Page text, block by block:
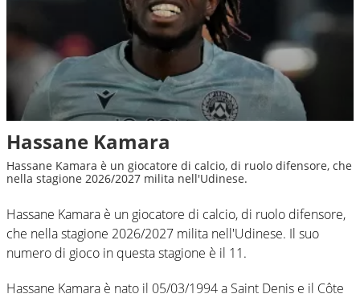
Hassane Kamara
Hassane Kamara è un giocatore di calcio, di ruolo difensore, che
nella stagione 2026/2027 milita nell'Udinese.
Hassane Kamara è un giocatore di calcio, di ruolo difensore,
che nella stagione 2026/2027 milita nell'Udinese. Il suo
numero di gioco in questa stagione è il 11.
Hassane Kamara è nato il 05/03/1994 a Saint Denis e il Côte